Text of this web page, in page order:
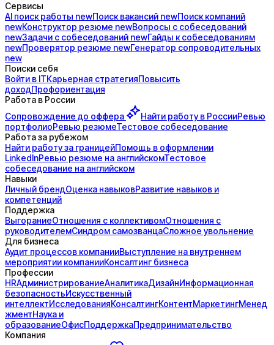
Сервисы
AI поискработы newПоисквакансий newПоисккомпаний
newКонструктор резюме newВопросы с собеседований
newЗадачи с собеседований newГайды ксобеседованиям
newПроверятор резюме newГенератор сопроводительных
new
Поиски себя
Войти в ITКарьерная стратегияПовысить
доходПрофориентация
Работа в России
Сопровождение до оффера Найти работу в РоссииРевью
портфолиоРевью резюмеТестовое собеседование
Работа за рубежом
Найти работу за границейПомощь в оформлении
LinkedInРевью резюме на английскомТестовое
собеседование на английском
Навыки
Личный брендОценка навыковРазвитие навыков и
компетенций
Поддержка
ВыгораниеОтношения с коллективомОтношения с
руководителемСиндром самозванцаСложное увольнение
Для бизнеса
Аудит процессов компанииВыступление на внутреннем
мероприятии компанииКонсалтинг бизнеса
Профессии
HRАдминистрированиеАналитикаДизайнИнформационная
безопасностьИскусственный
интеллектИсследованияКонсалтингКонтентМаркетингМенед
жментНаука и
образованиеОфисПоддержкаПредпринимательство
Компания